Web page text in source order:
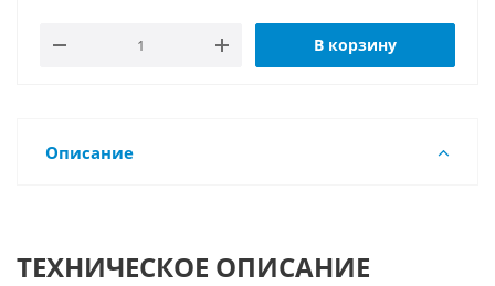
В корзину
Описание
ТЕХНИЧЕСКОЕ ОПИСАНИЕ